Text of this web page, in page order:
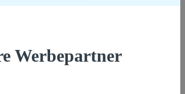
Werbepartner